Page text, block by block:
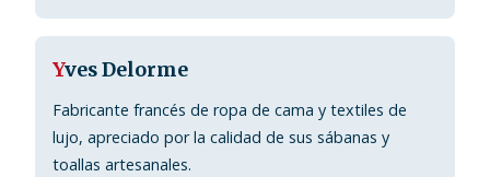
Yves Delorme
Fabricante francés de ropa de cama y textiles de
lujo, apreciado por la calidad de sus sábanas y
toallas artesanales.